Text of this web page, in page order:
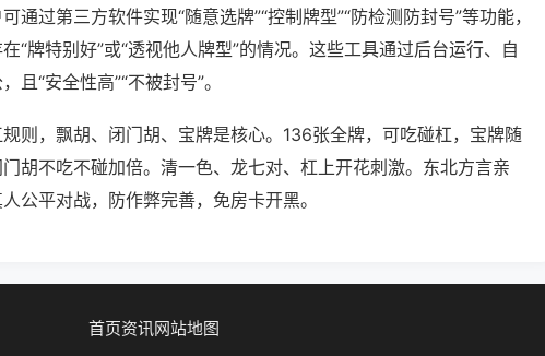
通过第三方软件实现“随意选牌”“控制牌型”“防检测防封号”等功能，
“牌特别好”或“透视他人牌型”的情况。这些工具通过后台运行、自
“安全性高”“不被封号”。
则，飘胡、闭门胡、宝牌是核心。136张全牌，可吃碰杠，宝牌随
胡不吃不碰加倍。清一色、龙七对、杠上开花刺激。东北方言亲
公平对战，防作弊完善，免房卡开黑。
首页资讯网站地图